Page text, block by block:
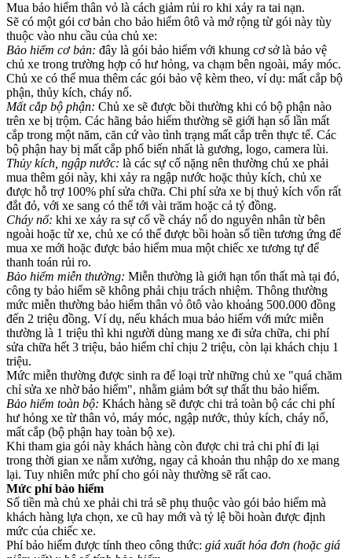
Mua bảo hiểm thân vỏ là cách giảm rủi ro khi xảy ra tai nạn.
Sẽ có một gói cơ bản cho bảo hiểm ôtô và mở rộng từ gói này tùy
thuộc vào nhu cầu của chủ xe:
Bảo hiểm cơ bản: đây là gói bảo hiểm với khung cơ sở là bảo vệ
chủ xe trong trường hợp có hư hỏng, va chạm bên ngoài, máy móc.
Chủ xe có thể mua thêm các gói bảo vệ kèm theo, ví dụ: mất cắp bộ
phận, thủy kích, cháy nổ.
Mất cắp bộ phận: Chủ xe sẽ được bồi thường khi có bộ phận nào
trên xe bị trộm. Các hãng bảo hiểm thường sẽ giới hạn số lần mất
cắp trong một năm, căn cứ vào tình trạng mất cắp trên thực tế. Các
bộ phận hay bị mất cắp phổ biến nhất là gương, logo, camera lùi.
Thủy kích, ngập nước: là các sự cố nặng nên thường chủ xe phải
mua thêm gói này, khi xảy ra ngập nước hoặc thủy kích, chủ xe
được hỗ trợ 100% phí sửa chữa. Chi phí sửa xe bị thuỷ kích vốn rất
đắt đỏ, với xe sang có thể tới vài trăm hoặc cả tỷ đồng.
Cháy nổ: khi xe xảy ra sự cố về cháy nổ do nguyên nhân từ bên
ngoài hoặc từ xe, chủ xe có thể được bồi hoàn số tiền tương ứng để
mua xe mới hoặc được bảo hiểm mua một chiếc xe tương tự để
thanh toán rủi ro.
Bảo hiểm miễn thường: Miễn thường là giới hạn tổn thất mà tại đó,
công ty bảo hiểm sẽ không phải chịu trách nhiệm. Thông thường
mức miễn thường bảo hiểm thân vỏ ôtô vào khoảng 500.000 đồng
đến 2 triệu đồng. Ví dụ, nếu khách mua bảo hiểm với mức miễn
thường là 1 triệu thì khi người dùng mang xe đi sửa chữa, chi phí
sửa chữa hết 3 triệu, bảo hiểm chỉ chịu 2 triệu, còn lại khách chịu 1
triệu.
Mức miễn thường được sinh ra để loại trừ những chủ xe "quá chăm
chỉ sửa xe nhờ bảo hiểm", nhằm giảm bớt sự thất thu bảo hiểm.
Bảo hiểm toàn bộ: Khách hàng sẽ được chi trả toàn bộ các chi phí
hư hỏng xe từ thân vỏ, máy móc, ngập nước, thủy kích, cháy nổ,
mất cắp (bộ phận hay toàn bộ xe).
Khi tham gia gói này khách hàng còn được chi trả chi phí đi lại
trong thời gian xe nằm xưởng, ngay cả khoản thu nhập do xe mang
lại. Tuy nhiên mức phí cho gói này thường sẽ rất cao.
Mức phí bảo hiểm
Số tiền mà chủ xe phải chi trả sẽ phụ thuộc vào gói bảo hiểm mà
khách hàng lựa chọn, xe cũ hay mới và tỷ lệ bồi hoàn được định
mức của chiếc xe.
Phí bảo hiểm được tính theo công thức: giá xuất hóa đơn (hoặc giá